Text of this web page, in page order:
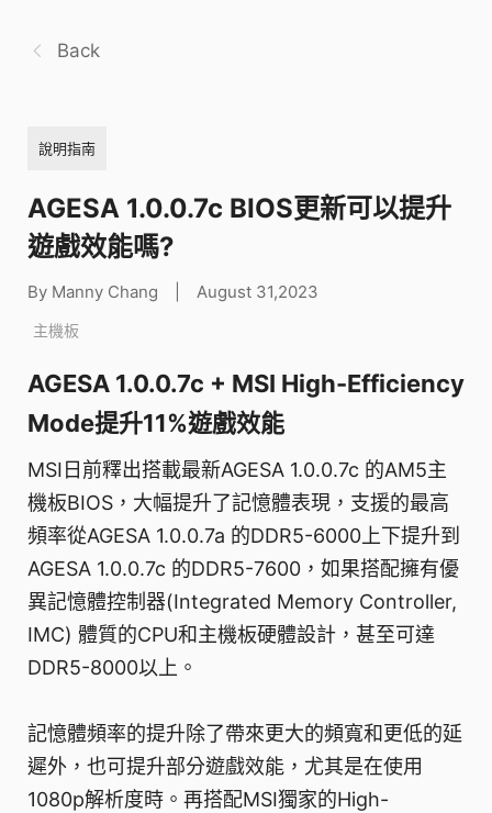
Back
說明指南
AGESA 1.0.0.7c BIOS更新可以提升
遊戲效能嗎?
By Manny Chang August 31,2023
主機板
AGESA 1.0.0.7c + MSI High-Efficiency
Mode提升11%遊戲效能
MSI日前釋出搭載最新AGESA 1.0.0.7c 的AM5主
機板BIOS，大幅提升了記憶體表現，支援的最高
頻率從AGESA 1.0.0.7a 的DDR5-6000上下提升到
AGESA 1.0.0.7c 的DDR5-7600，如果搭配擁有優
異記憶體控制器(Integrated Memory Controller,
IMC) 體質的CPU和主機板硬體設計，甚至可達
DDR5-8000以上。
記憶體頻率的提升除了帶來更大的頻寬和更低的延
遲外，也可提升部分遊戲效能，尤其是在使用
1080p解析度時。再搭配MSI獨家的High-